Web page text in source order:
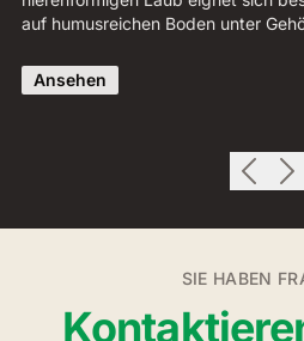
auf humusreichen Boden unter
Ansehen
SIE HABEN